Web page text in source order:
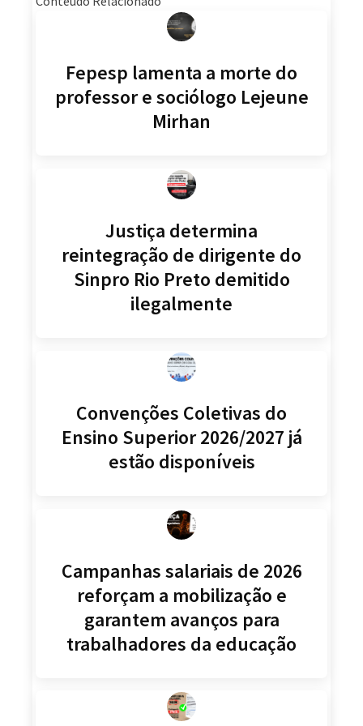
Fepesp lamenta a morte do
professor e sociólogo Lejeune
Mirhan
Justiça determina
reintegração de dirigente do
Sinpro Rio Preto demitido
ilegalmente
Convenções Coletivas do
Ensino Superior 2026/2027 já
estão disponíveis
Campanhas salariais de 2026
reforçam a mobilização e
garantem avanços para
trabalhadores da educação